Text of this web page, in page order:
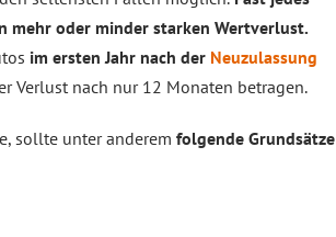
mehr oder minder starken Wertverlust.
im ersten Jahr nach der Neuzulassung
Verlust nach nur 12 Monaten betragen.
sollte unter anderem folgende Grundsätze